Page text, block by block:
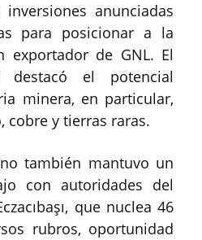
anunciadas
para posicionar a la
exportador de GNL. El
destacó el potencial
minera, en particular,
cobre y tierras raras.
también mantuvo un
con autoridades del
que nuclea 46
rubros, oportunidad